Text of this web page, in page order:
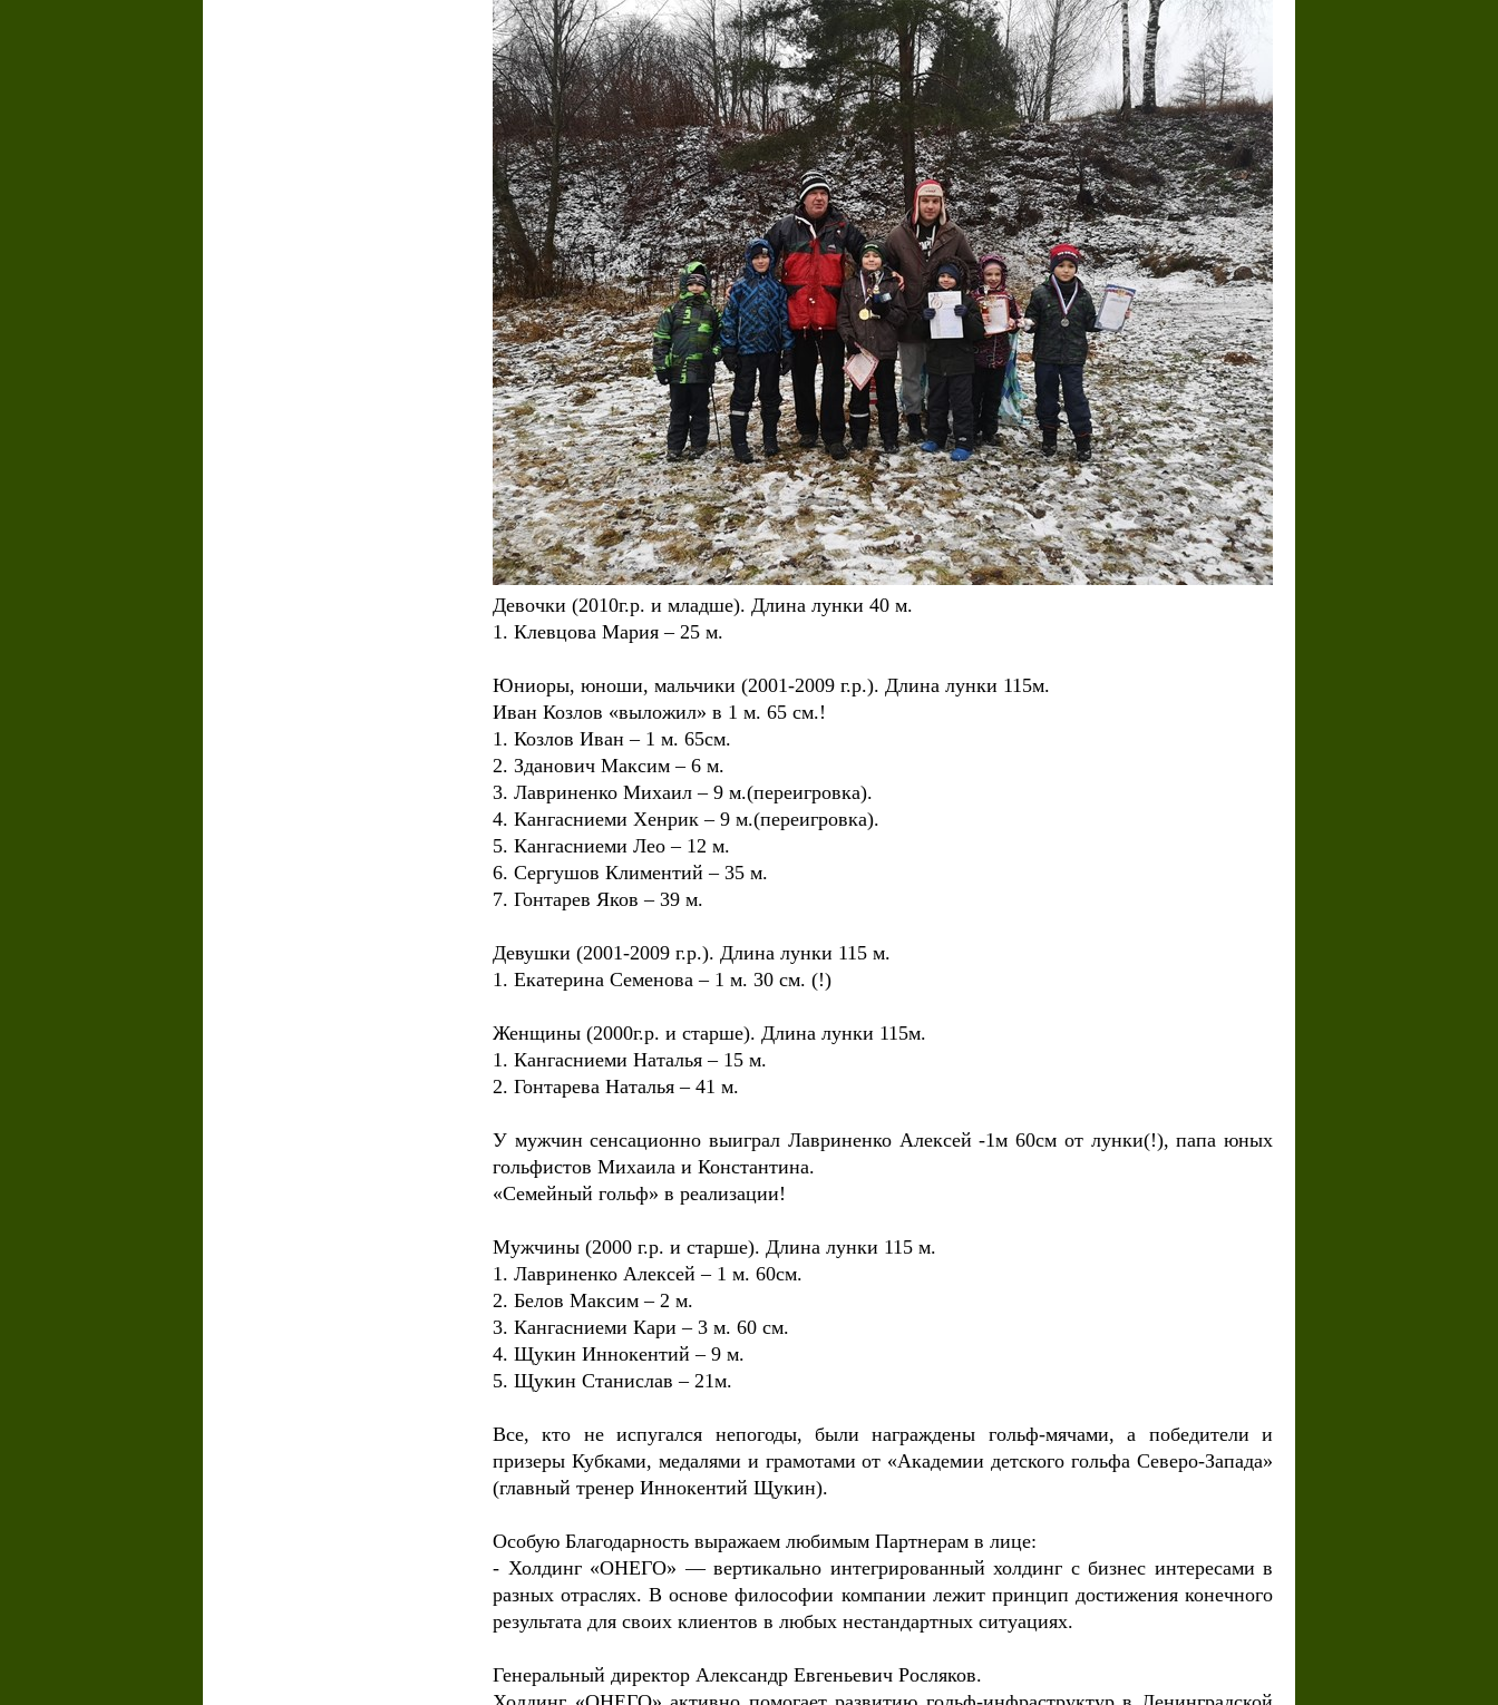
Девочки (2010г.р. и младше). Длина лунки 40 м.
1. Клевцова Мария – 25 м.
Юниоры, юноши, мальчики (2001-2009 г.р.). Длина лунки 115м.
Иван Козлов «выложил» в 1 м. 65 см.!
1. Козлов Иван – 1 м. 65см.
2. Зданович Максим – 6 м.
3. Лавриненко Михаил – 9 м.(переигровка).
4. Кангасниеми Хенрик – 9 м.(переигровка).
5. Кангасниеми Лео – 12 м.
6. Сергушов Климентий – 35 м.
7. Гонтарев Яков – 39 м.
Девушки (2001-2009 г.р.). Длина лунки 115 м.
1. Екатерина Семенова – 1 м. 30 см. (!)
Женщины (2000г.р. и старше). Длина лунки 115м.
1. Кангасниеми Наталья – 15 м.
2. Гонтарева Наталья – 41 м.
У мужчин сенсационно выиграл Лавриненко Алексей -1м 60см от лунки(!), папа юных
гольфистов Михаила и Константина.
«Семейный гольф» в реализации!
Мужчины (2000 г.р. и старше). Длина лунки 115 м.
1. Лавриненко Алексей – 1 м. 60см.
2. Белов Максим – 2 м.
3. Кангасниеми Кари – 3 м. 60 см.
4. Щукин Иннокентий – 9 м.
5. Щукин Станислав – 21м.
Все, кто не испугался непогоды, были награждены гольф-мячами, а победители и
призеры Кубками, медалями и грамотами от «Академии детского гольфа Северо-Запада»
(главный тренер Иннокентий Щукин).
Особую Благодарность выражаем любимым Партнерам в лице:
- Холдинг «ОНЕГО» — вертикально интегрированный холдинг с бизнес интересами в
разных отраслях. В основе философии компании лежит принцип достижения конечного
результата для своих клиентов в любых нестандартных ситуациях.
Генеральный директор Александр Евгеньевич Росляков.